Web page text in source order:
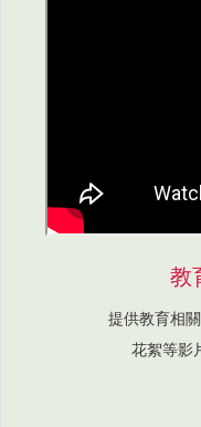
教
提供教育相
花絮等影